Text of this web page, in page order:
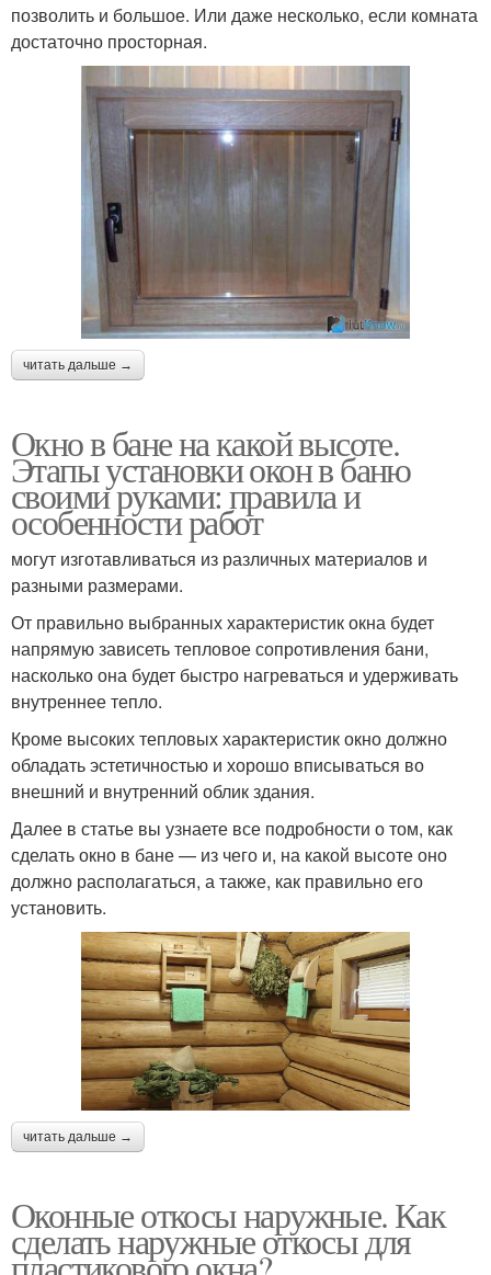
позволить и большое. Или даже несколько, если комната
достаточно просторная.
читать дальше →
Окно в бане на какой высоте.
Этапы установки окон в баню
своими руками: правила и
особенности работ
могут изготавливаться из различных материалов и
разными размерами.
От правильно выбранных характеристик окна будет
напрямую зависеть тепловое сопротивления бани,
насколько она будет быстро нагреваться и удерживать
внутреннее тепло.
Кроме высоких тепловых характеристик окно должно
обладать эстетичностью и хорошо вписываться во
внешний и внутренний облик здания.
Далее в статье вы узнаете все подробности о том, как
сделать окно в бане — из чего и, на какой высоте оно
должно располагаться, а также, как правильно его
установить.
читать дальше →
Оконные откосы наружные. Как
сделать наружные откосы для